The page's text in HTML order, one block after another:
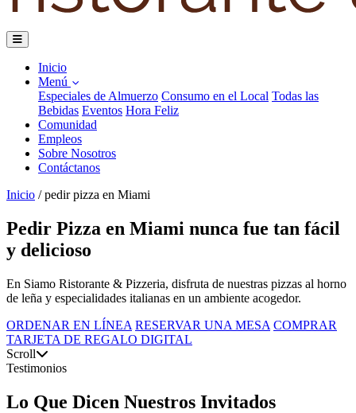
Inicio
Menú
Especiales de Almuerzo Consumo en el Local Todas las
Bebidas Eventos Hora Feliz
Comunidad
Empleos
Sobre Nosotros
Contáctanos
Inicio / pedir pizza en Miami
Pedir Pizza en Miami nunca fue tan fácil
y delicioso
En Siamo Ristorante & Pizzeria, disfruta de nuestras pizzas al horno
de leña y especialidades italianas en un ambiente acogedor.
ORDENAR EN LÍNEA RESERVAR UNA MESA COMPRAR
TARJETA DE REGALO DIGITAL
Scroll
Testimonios
Lo Que Dicen Nuestros Invitados